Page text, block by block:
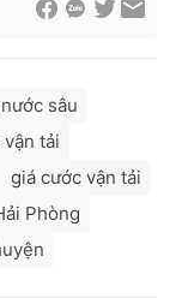
sâu
tải
giá cước vận tải
Phòng